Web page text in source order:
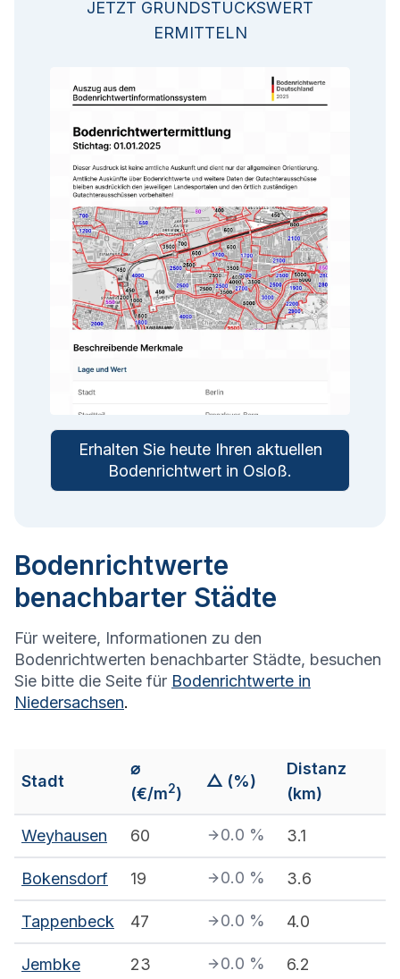
JETZT GRUNDSTÜCKSWERT
ERMITTELN
Erhalten Sie heute Ihren aktuellen
Bodenrichtwert in Osloß.
Bodenrichtwerte
benachbarter Städte
Für weitere, Informationen zu den
Bodenrichtwerten benachbarter Städte, besuchen
Sie bitte die Seite für Bodenrichtwerte in
Niedersachsen.
Stadt
⌀
(€/m2)
△ (%)
Distanz
(km)
Weyhausen 60 0.0 % 3.1
Bokensdorf 19 0.0 % 3.6
Tappenbeck 47 0.0 % 4.0
Jembke 23 0.0 % 6.2